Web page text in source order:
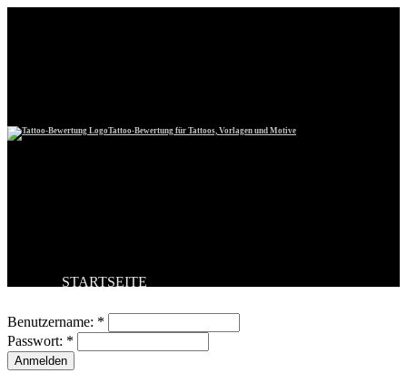
Tattoo-Bewertung für Tattoos, Vorlagen und Motive
STARTSEITE
BESTE TATTOOS
NEUESTE TATTOOS
KOMMENTARE
FORUM
Benutzername: *
Passwort: *